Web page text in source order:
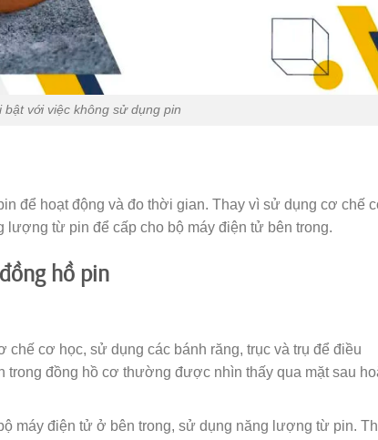
với việc không sử dụng pin
để hoạt động và đo thời gian. Thay vì sử dụng cơ chế
từ pin để cấp cho bộ máy điện tử bên trong.
hồ pin
cơ học, sử dụng các bánh răng, trục và trụ để điều
trong đồng hồ cơ thường được nhìn thấy qua mặt sau
máy điện tử ở bên trong, sử dụng năng lượng từ pin.